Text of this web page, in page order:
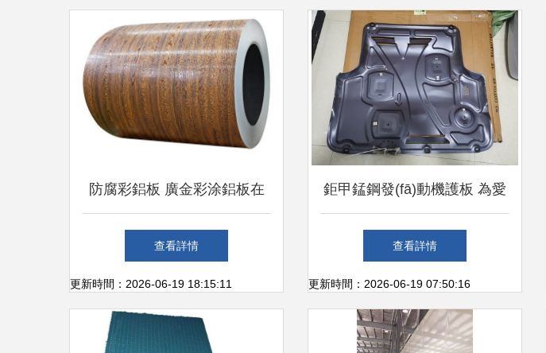
防腐彩鋁板 廣金彩涂鋁板在
車底防護領域的應用優(yōu)
勢
查看詳情
更新時間：2026-06-19 18:15:11
鉅甲錳鋼發(fā)動機護板 為愛
車打造堅不可摧的底盤防護
查看詳情
更新時間：2026-06-19 07:50:16